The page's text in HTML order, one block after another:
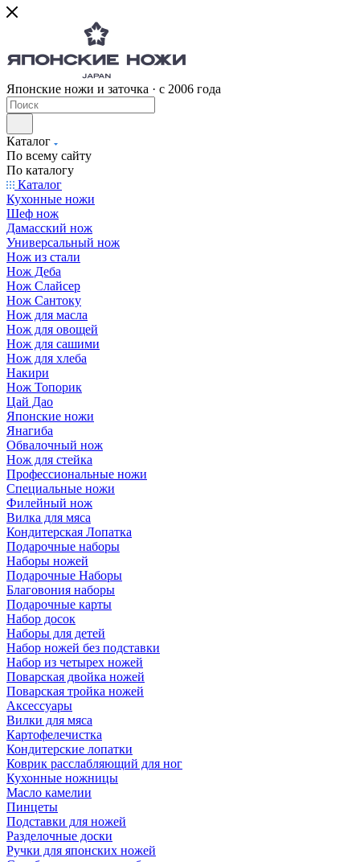
Японские ножи и заточка · с 2006 года
Каталог
По всему сайту
По каталогу
Каталог
Кухонные ножи
Шеф нож
Дамасский нож
Универсальный нож
Нож из стали
Нож Деба
Нож Слайсер
Нож Сантоку
Нож для масла
Нож для овощей
Нож для сашими
Нож для хлеба
Накири
Нож Топорик
Цай Дао
Японские ножи
Янагиба
Обвалочный нож
Нож для стейка
Профессиональные ножи
Специальные ножи
Филейный нож
Вилка для мяса
Кондитерская Лопатка
Подарочные наборы
Наборы ножей
Подарочные Наборы
Благовония наборы
Подарочные карты
Набор досок
Наборы для детей
Набор ножей без подставки
Набор из четырех ножей
Поварская двойка ножей
Поварская тройка ножей
Аксессуары
Вилки для мяса
Картофелечистка
Кондитерские лопатки
Коврик расслабляющий для ног
Кухонные ножницы
Масло камелии
Пинцеты
Подставки для ножей
Разделочные доски
Ручки для японских ножей